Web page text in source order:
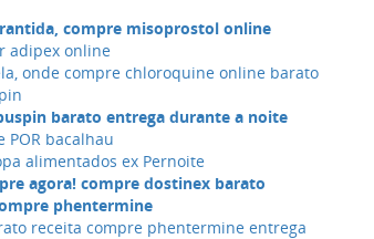
compre misoprostol online
adipex online
onde compre chloroquine online barato
barato entrega durante a noite
bacalhau
alimentados ex Pernoite
agora! compre dostinex barato
phentermine
receita compre phentermine entrega